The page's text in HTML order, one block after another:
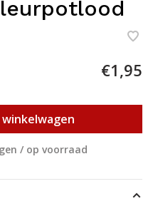
€1,95
/ op voorraad